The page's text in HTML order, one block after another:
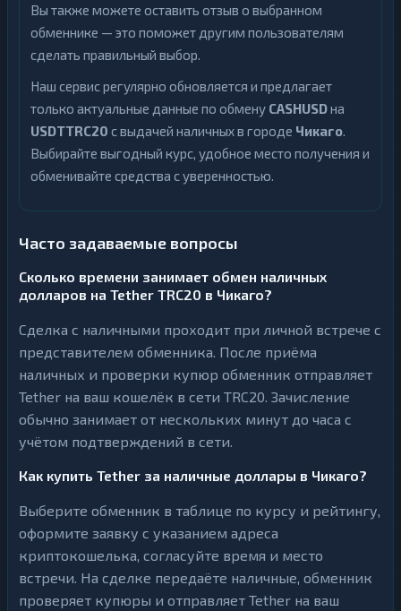
Вы также можете оставить отзыв о выбранном
обменнике — это поможет другим пользователям
сделать правильный выбор.
Наш сервис регулярно обновляется и предлагает
только актуальные данные по обмену CASHUSDна
USDTTRC20 с выдачей наличных в городе Чикаго.
Выбирайте выгодный курс, удобное место получения и
обменивайте средства с уверенностью.
Часто задаваемые вопросы
Сколько времени занимает обмен наличных
долларов на Tether TRC20 в Чикаго?
Сделка с наличными проходит при личной встрече с
представителем обменника. После приёма
наличных и проверки купюр обменник отправляет
Tether на ваш кошелёк в сети TRC20. Зачисление
обычно занимает от нескольких минут до часа с
учётом подтверждений в сети.
Как купить Tether за наличные доллары в Чикаго?
Выберите обменник в таблице по курсу и рейтингу,
оформите заявку с указанием адреса
криптокошелька, согласуйте время и место
встречи. На сделке передаёте наличные, обменник
проверяет купюры и отправляет Tether на ваш